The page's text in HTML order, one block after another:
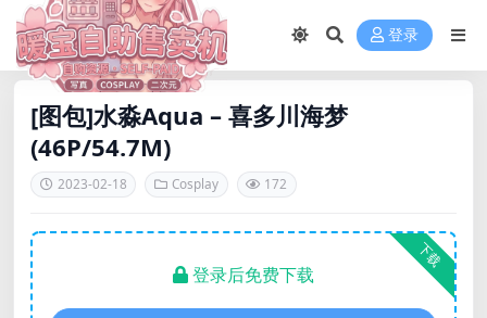
登录
[图包]水淼Aqua – 喜多川海梦
(46P/54.7M)
2023-02-18 Cosplay 172
下载
登录后免费下载